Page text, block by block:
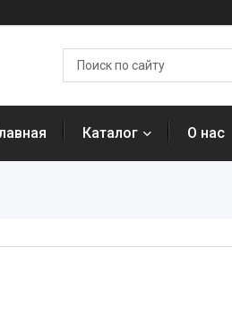
Каталог О нас